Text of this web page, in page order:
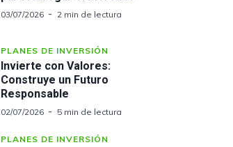
03/07/2026 2 min de lectura
PLANES DE INVERSIÓN
Invierte con Valores:
Construye un Futuro
Responsable
02/07/2026 5 min de lectura
PLANES DE INVERSIÓN